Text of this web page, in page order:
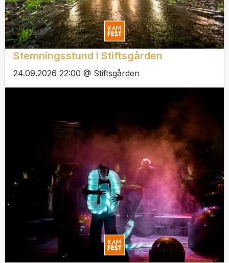
Stemningsstund i Stiftsgården
24.09.2026 22:00 @ Stiftsgården